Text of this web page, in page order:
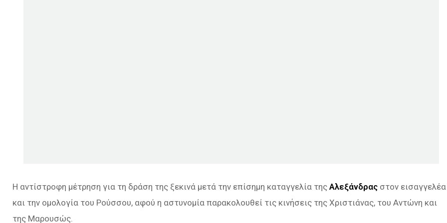
Η αντίστροφη μέτρηση για τη δράση της ξεκινά μετά την επίσημη καταγγελία της Αλεξάνδρας στον εισαγγελέα
και την ομολογία του Ρούσσου, αφού η αστυνομία παρακολουθεί τις κινήσεις της Χριστιάνας, του Αντώνη και
της Μαρουσώς.